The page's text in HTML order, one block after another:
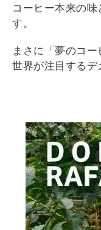
コーヒー本来の
す。
まさに「夢のコー
世界が注目するデ